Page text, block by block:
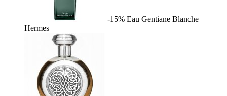
-15% Eau Gentiane Blanche
Hermes